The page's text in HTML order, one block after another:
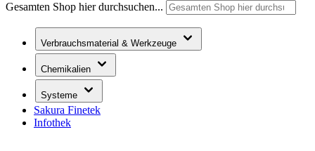
Gesamten Shop hier durchsuchen...
Verbrauchsmaterial & Werkzeuge
Chemikalien
Systeme
Sakura Finetek
Infothek